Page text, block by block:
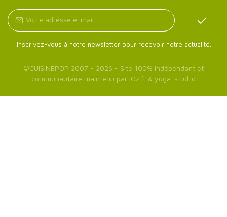
Inscrivez-vous à notre newsletter pour recevoir notre actualité.
©CUISINEPOP 2007 - 2026 - Site 100% indépendant et
communautaire maintenu par iOz.fr & yoga-stud.io